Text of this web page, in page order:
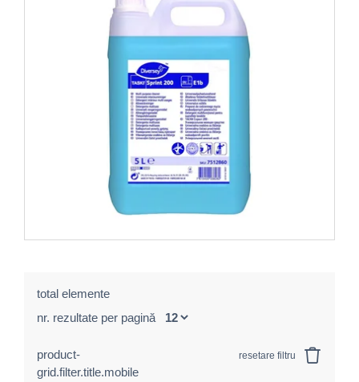
total elemente
nr. rezultate per pagină
product-
grid.filter.title.mobile
resetare filtru